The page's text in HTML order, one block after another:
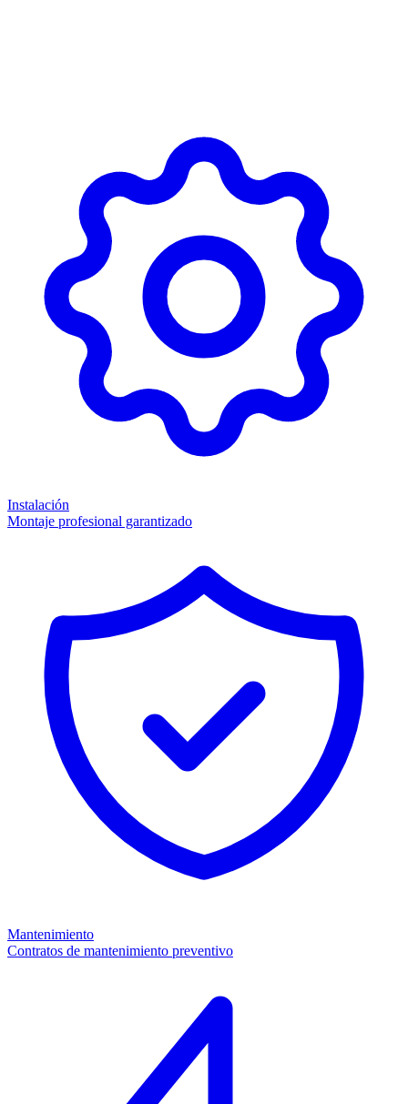
Instalación
Montaje profesional garantizado
Mantenimiento
Contratos de mantenimiento preventivo